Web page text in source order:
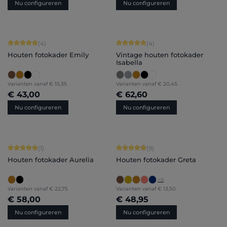
Nu configureren Nu configureren
Gemiddelde score van 5 op 5 sterren
(4)
Houten fotokader Emily
Varianten vanaf € 15,35
€ 43,00
Nu configureren
Gemiddelde score van 5 op 5 sterren
(4)
Vintage houten fotokader
Isabella
Varianten vanaf € 20,45
€ 62,60
Nu configureren
Gemiddelde score van 5 op 5 sterren
(1)
Houten fotokader Aurelia
Varianten vanaf € 22,75
€ 58,00
Nu configureren
Gemiddelde score van 4.89 op 5
(9)
Houten fotokader Greta
+8
Varianten vanaf € 13,50
€ 48,95
Nu configureren